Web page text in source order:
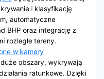
i klasyfikację
automatyczne
BHP oraz integrację z
rozległe tereny.
w kamery
obszary, wykrywają
ratunkowe. Dzięki